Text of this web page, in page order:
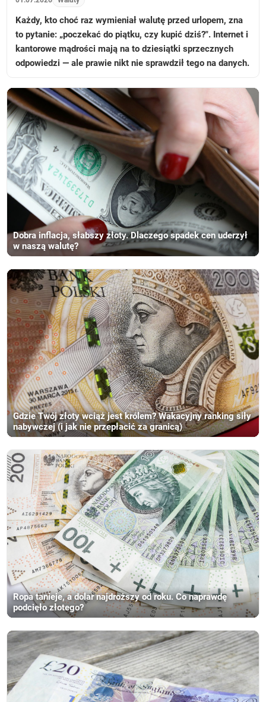
Każdy, kto choć raz wymieniał walutę przed urlopem, zna
to pytanie: „poczekać do piątku, czy kupić dziś?". Internet i
kantorowe mądrości mają na to dziesiątki sprzecznych
odpowiedzi — ale prawie nikt nie sprawdził tego na danych.
Dobra inflacja, słabszy złoty. Dlaczego spadek cen uderzył
w naszą walutę?
Gdzie Twój złoty wciąż jest królem? Wakacyjny ranking siły
nabywczej (i jak nie przepłacić za granicą)
Ropa tanieje, a dolar najdroższy od roku. Co naprawdę
podcięło złotego?